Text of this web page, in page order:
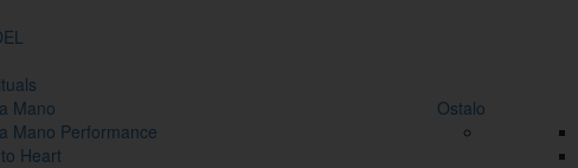
Mano
Mano Performance
Heart
Ostalo